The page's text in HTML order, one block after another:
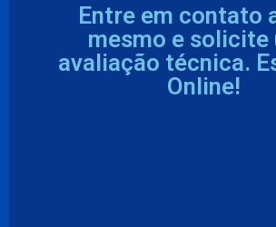
Entre em contato
mesmo e solicite
avaliação técnica.
Online!